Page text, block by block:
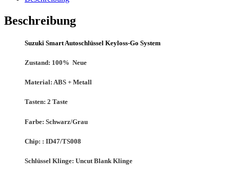
Beschreibung
Suzuki Smart Autoschlüssel Keyloss-Go System
Zustand: 100% Neue
Material: ABS + Metall
Tasten: 2 Taste
Farbe: Schwarz/Grau
Chip: : ID47/TS008
Schlüssel Klinge: Uncut Blank Klinge